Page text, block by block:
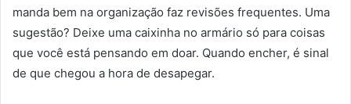
manda bem na organização faz revisões frequentes. Uma
sugestão? Deixe uma caixinha no armário só para coisas
que você está pensando em doar. Quando encher, é sinal
de que chegou a hora de desapegar.